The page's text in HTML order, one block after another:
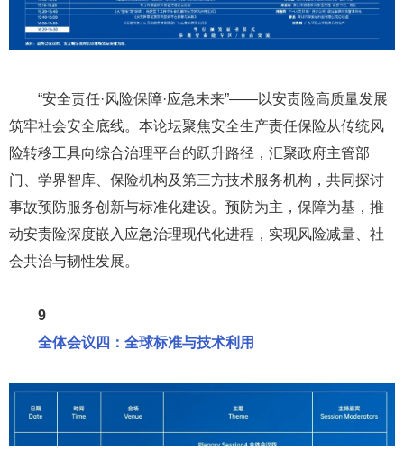
“安全责任·风险保障·应急未来”——以安责险高质量发展
筑牢社会安全底线。本论坛聚焦安全生产责任保险从传统风
险转移工具向综合治理平台的跃升路径，汇聚政府主管部
事故预防服务创新与标准化建设。预防为主，保障为基，推
动安责险深度嵌入应急治理现代化进程，实现风险减量、社
9
全体会议四：全球标准与技术利用